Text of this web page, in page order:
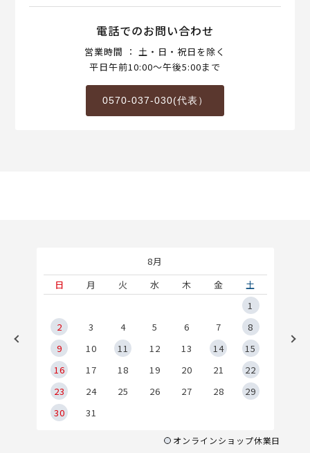
電話でのお問い合わせ
営業時間 ： 土・日・祝日を除く
平日午前10:00～午後5:00まで
0570-037-030(代表）
8月
日
月 火 水 木 金
土
1
2
3 4 5 6 7
8
9
10 11 12 13 14
15
16
17 18 19 20 21
22
23
24 25 26 27 28
29
30
31
オンラインショップ休業日